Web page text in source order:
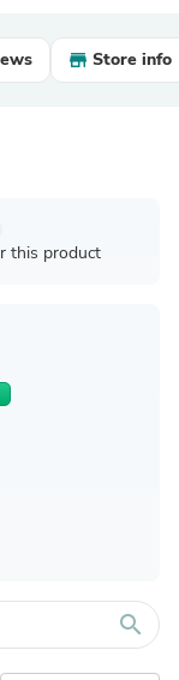
Store info
this product
search